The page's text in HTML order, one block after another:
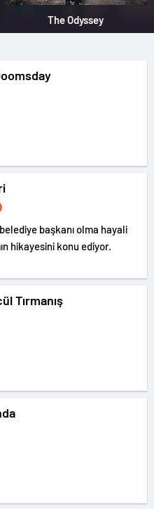
The Odyssey
başkanı olma hayali
hikayesini konu ediyor.
Tırmanış